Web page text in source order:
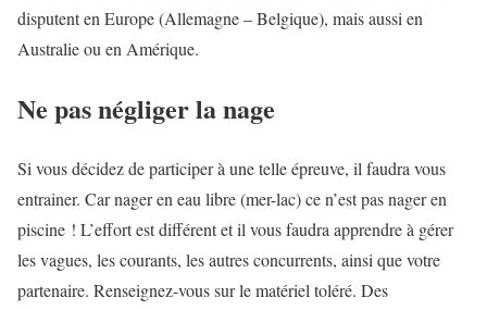
disputent en Europe (Allemagne – Belgique), mais aussi en
Australie ou en Amérique.
Ne pas négliger la nage
Si vous décidez de participer à une telle épreuve, il faudra vous
entrainer. Car nager en eau libre (mer-lac) ce n’est pas nager en
piscine ! L’effort est différent et il vous faudra apprendre à gérer
les vagues, les courants, les autres concurrents, ainsi que votre
partenaire. Renseignez-vous sur le matériel toléré. Des